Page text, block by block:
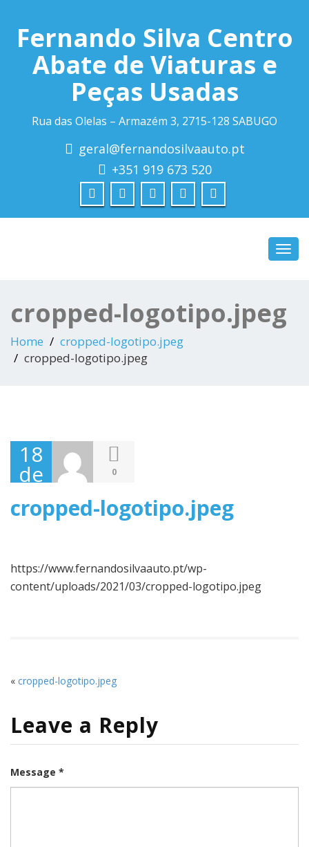
Fernando Silva Centro
Abate de Viaturas e
Peças Usadas
Rua das Olelas – Armazém 3, 2715-128 SABUGO
geral@fernandosilvaauto.pt
+351 919 673 520
cropped-logotipo.jpeg
Home
cropped-logotipo.jpeg
cropped-logotipo.jpeg
18
de
2021
0
cropped-logotipo.jpeg
https://www.fernandosilvaauto.pt/wp-
content/uploads/2021/03/cropped-logotipo.jpeg
« cropped-logotipo.jpeg
Leave a Reply
Message *